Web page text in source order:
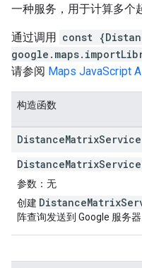
一种服务，用于计算多个
通过调用 const
请参阅 Maps JavaScript
构造函数
DistanceMatrixService
参数 ：无
创建
阵查询发送到 Google 服务器